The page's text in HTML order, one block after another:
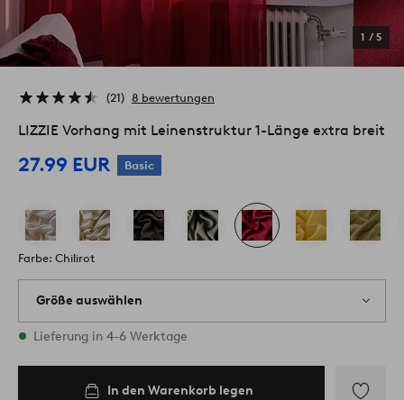
1 / 5
21 8 bewertungen
LIZZIE Vorhang mit Leinenstruktur 1-Länge extra breit
27.99 EUR Basic
Farbe: Chilirot
Größe auswählen
Alle Größen vorrätig
Lieferung in 4-6 Werktage
In den Warenkorb legen